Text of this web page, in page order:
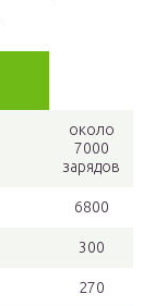
около
7000
зарядов
6800
300
270